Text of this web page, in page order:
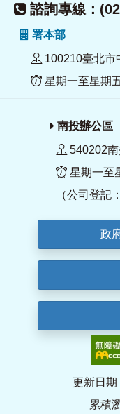
諮詢專線：
署本部
100210臺北市
星期一至星期
南投辦公區
540202
星期一至
（公司登記
政
更新日期
累積